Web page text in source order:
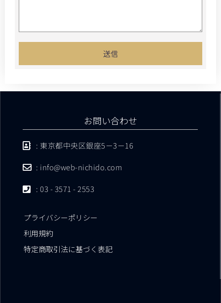
送信
お問い合わせ
: 東京都中央区銀座5－3－16
: info@web-nichido.com
: 03 - 3571 - 2553
プライバシーポリシー
利用規約
特定商取引法に基づく表記